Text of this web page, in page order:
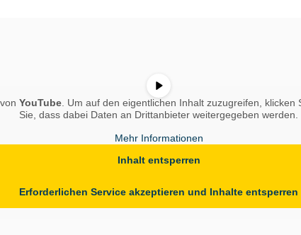
YouTube . Um auf den eigentlichen Inhalt zuzugreifen,
Sie, dass dabei Daten an Drittanbieter weitergegeben werden.
Mehr Informationen
Inhalt entsperren
Erforderlichen Service akzeptieren und Inhalte entsperren